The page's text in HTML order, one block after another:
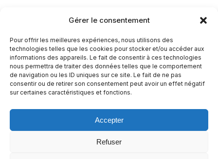
Gérer le consentement
Pour offrir les meilleures expériences, nous utilisons des
technologies telles que les cookies pour stocker et/ou accéder aux
informations des appareils. Le fait de consentir à ces technologies
nous permettra de traiter des données telles que le comportement
de navigation ou les ID uniques sur ce site. Le fait de ne pas
consentir ou de retirer son consentement peut avoir un effet négatif
sur certaines caractéristiques et fonctions.
Accepter
Refuser
À propos
Mentions légales
Politique de confidentialité
Politique de cookies